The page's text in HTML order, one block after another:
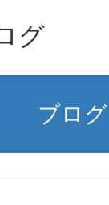
グ
ブログ